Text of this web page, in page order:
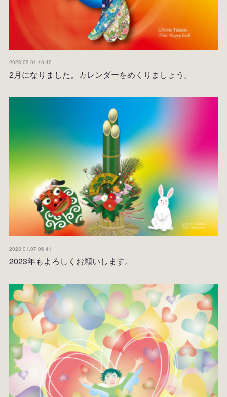
2023.02.01 16:40
2月になりました。カレンダーをめくりましょう。
2023.01.07 06:41
2023年もよろしくお願いします。